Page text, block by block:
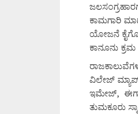
ಕಾಮಗಾರಿ
ಯೋಜನೆ
ಕಾನೂನು
ವಿಲೇಜ್
ಇಮೇಜ್,
ತುಮಕೂರು